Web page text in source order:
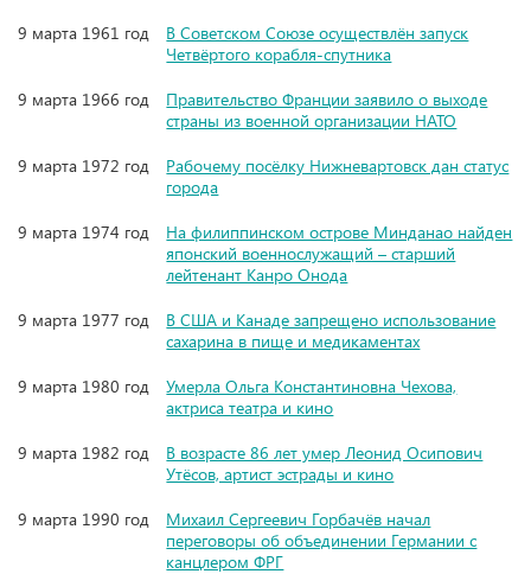
9 марта 1961 год
В Советском Союзе осуществлён запуск
Четвёртого корабля-спутника
9 марта 1966 год
Правительство Франции заявило о выходе
страны из военной организации НАТО
9 марта 1972 год
Рабочему посёлку Нижневартовск дан статус
города
9 марта 1974 год
На филиппинском острове Минданао найден
японский военнослужащий – старший
лейтенант Канро Онода
9 марта 1977 год
В США и Канаде запрещено использование
сахарина в пище и медикаментах
9 марта 1980 год
Умерла Ольга Константиновна Чехова,
актриса театра и кино
9 марта 1982 год
В возрасте 86 лет умер Леонид Осипович
Утёсов, артист эстрады и кино
9 марта 1990 год
Михаил Сергеевич Горбачёв начал
переговоры об объединении Германии с
канцлером ФРГ